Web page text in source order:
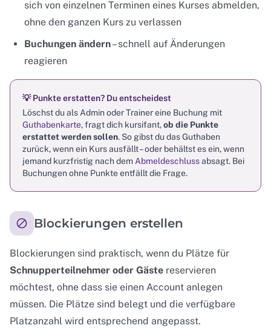
sich von einzelnen Terminen eines Kurses abmelden,
ohne den ganzen Kurs zu verlassen
Buchungen ändern– schnell auf Änderungen
reagieren
💡 Punkte erstatten? Du entscheidest
Löschst du als Admin oder Trainer eine Buchung mit
Guthabenkarte, fragt dich kursifant,ob die Punkte
erstattet werden sollen. So gibst du das Guthaben
zurück, wenn ein Kurs ausfällt – oder behältst es ein, wenn
jemand kurzfristig nach dem Abmeldeschlussabsagt. Bei
Buchungen ohne Punkte entfällt die Frage.
Blockierungen erstellen
Blockierungen sind praktisch, wenn du Plätze für
Schnupperteilnehmer oder Gäste reservieren
möchtest, ohne dass sie einen Account anlegen
müssen. Die Plätze sind belegt und die verfügbare
Platzanzahl wird entsprechend angepasst.